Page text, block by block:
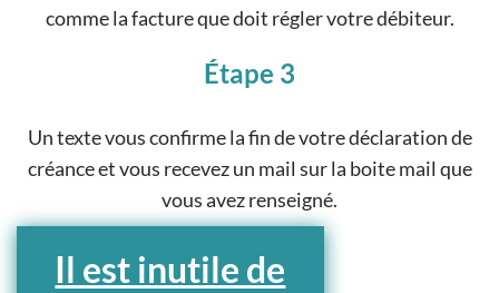
comme la facture que doit régler votre débiteur.
Étape 3
Un texte vous confirme la fin de votre déclaration de
créance et vous recevez un mail sur la boite mail que
vous avez renseigné.
Il est inutile de